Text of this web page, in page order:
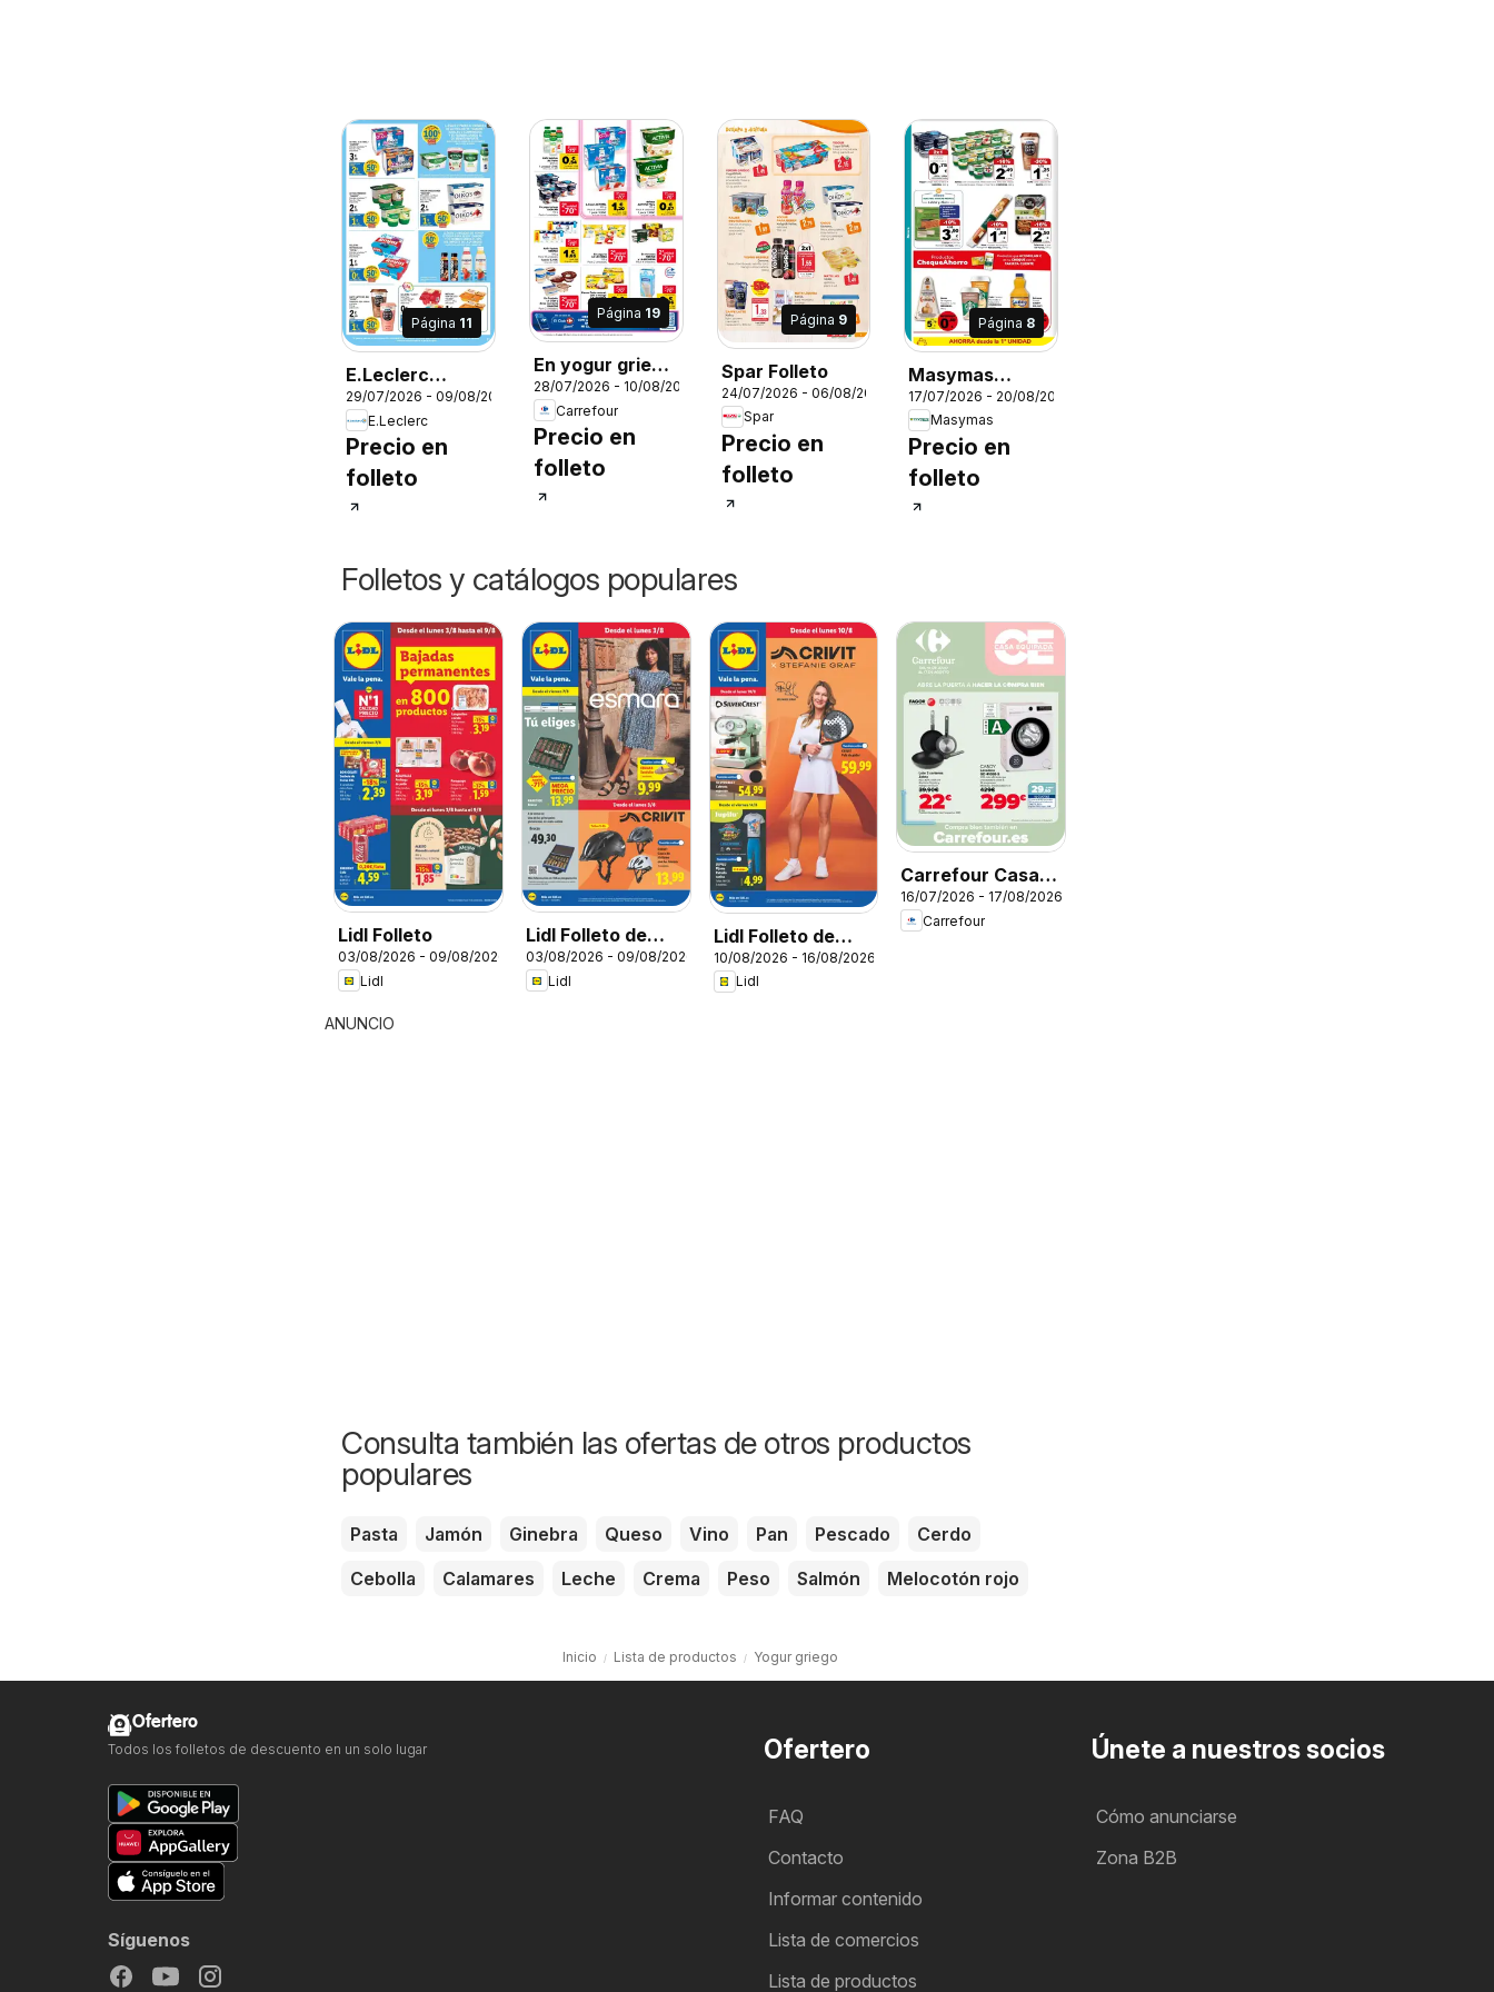
Página 11
E.Leclerc
Folleto
29/07/2026 - 09/08/2026
E.Leclerc
Precio en
folleto
Página 19
En yogur griego
DANONE, 110 g
28/07/2026 - 10/08/2026
Carrefour
Precio en
folleto
Página 9
Spar Folleto
24/07/2026 - 06/08/2026
Spar
Precio en
folleto
Página 8
Masymas
Folleto
17/07/2026 - 20/08/2026
Masymas
Precio en
folleto
Folletos y catálogos populares
Lidl Folleto
03/08/2026 - 09/08/2026
Lidl
Lidl Folleto de
bazar
03/08/2026 - 09/08/2026
Lidl
Lidl Folleto de
bazar
10/08/2026 - 16/08/2026
Lidl
Carrefour Casa
Equipada
16/07/2026 - 17/08/2026
Carrefour
ANUNCIO
Consulta también las ofertas de otros productos
populares
Pasta Jamón Ginebra Queso Vino Pan Pescado
Cerdo
Cebolla
Calamares Leche Crema Peso Salmón Melocotón rojo
Inicio Lista de productos Yogur griego
Ofertero
FAQ
Contacto
Informar contenido
Lista de comercios
Lista de productos
Únete a nuestros socios
Cómo anunciarse
Zona B2B
Ofertero
Todos los folletos de descuento en un solo lugar
Síguenos